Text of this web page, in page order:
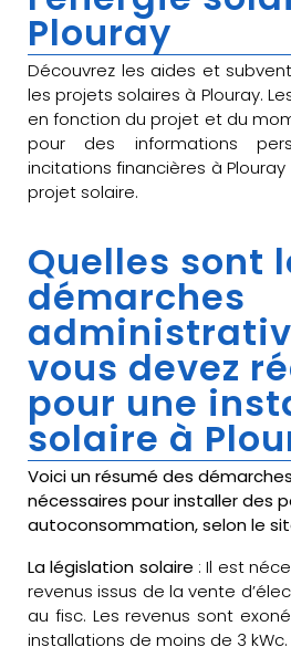
Plouray
Découvrez les aides et
les projets solaires à Plouray.
en fonction du projet et du
pour des informations
incitations financières à
projet solaire.
Quelles sont
démarches
vous devez
pour une
solaire à
Voici un résumé des
nécessaires pour installer des
autoconsommation, selon le site
La législation solaire : Il est
revenus issus de la vente
au fisc. Les revenus sont
installations de moins de 3 kWc.